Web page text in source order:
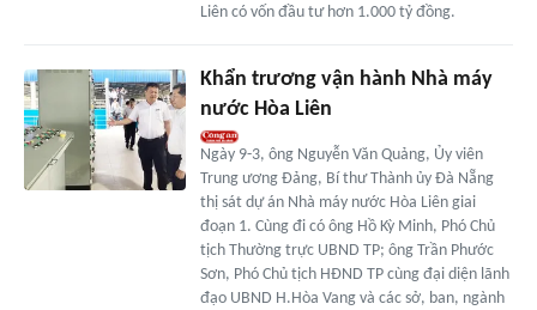
Liên có vốn đầu tư hơn 1.000 tỷ đồng.
Khẩn trương vận hành Nhà máy
nước Hòa Liên
Ngày 9-3, ông Nguyễn Văn Quảng, Ủy viên
Trung ương Đảng, Bí thư Thành ủy Đà Nẵng
thị sát dự án Nhà máy nước Hòa Liên giai
đoạn 1. Cùng đi có ông Hồ Kỳ Minh, Phó Chủ
tịch Thường trực UBND TP; ông Trần Phước
Sơn, Phó Chủ tịch HĐND TP cùng đại diện lãnh
đạo UBND H.Hòa Vang và các sở, ban, ngành